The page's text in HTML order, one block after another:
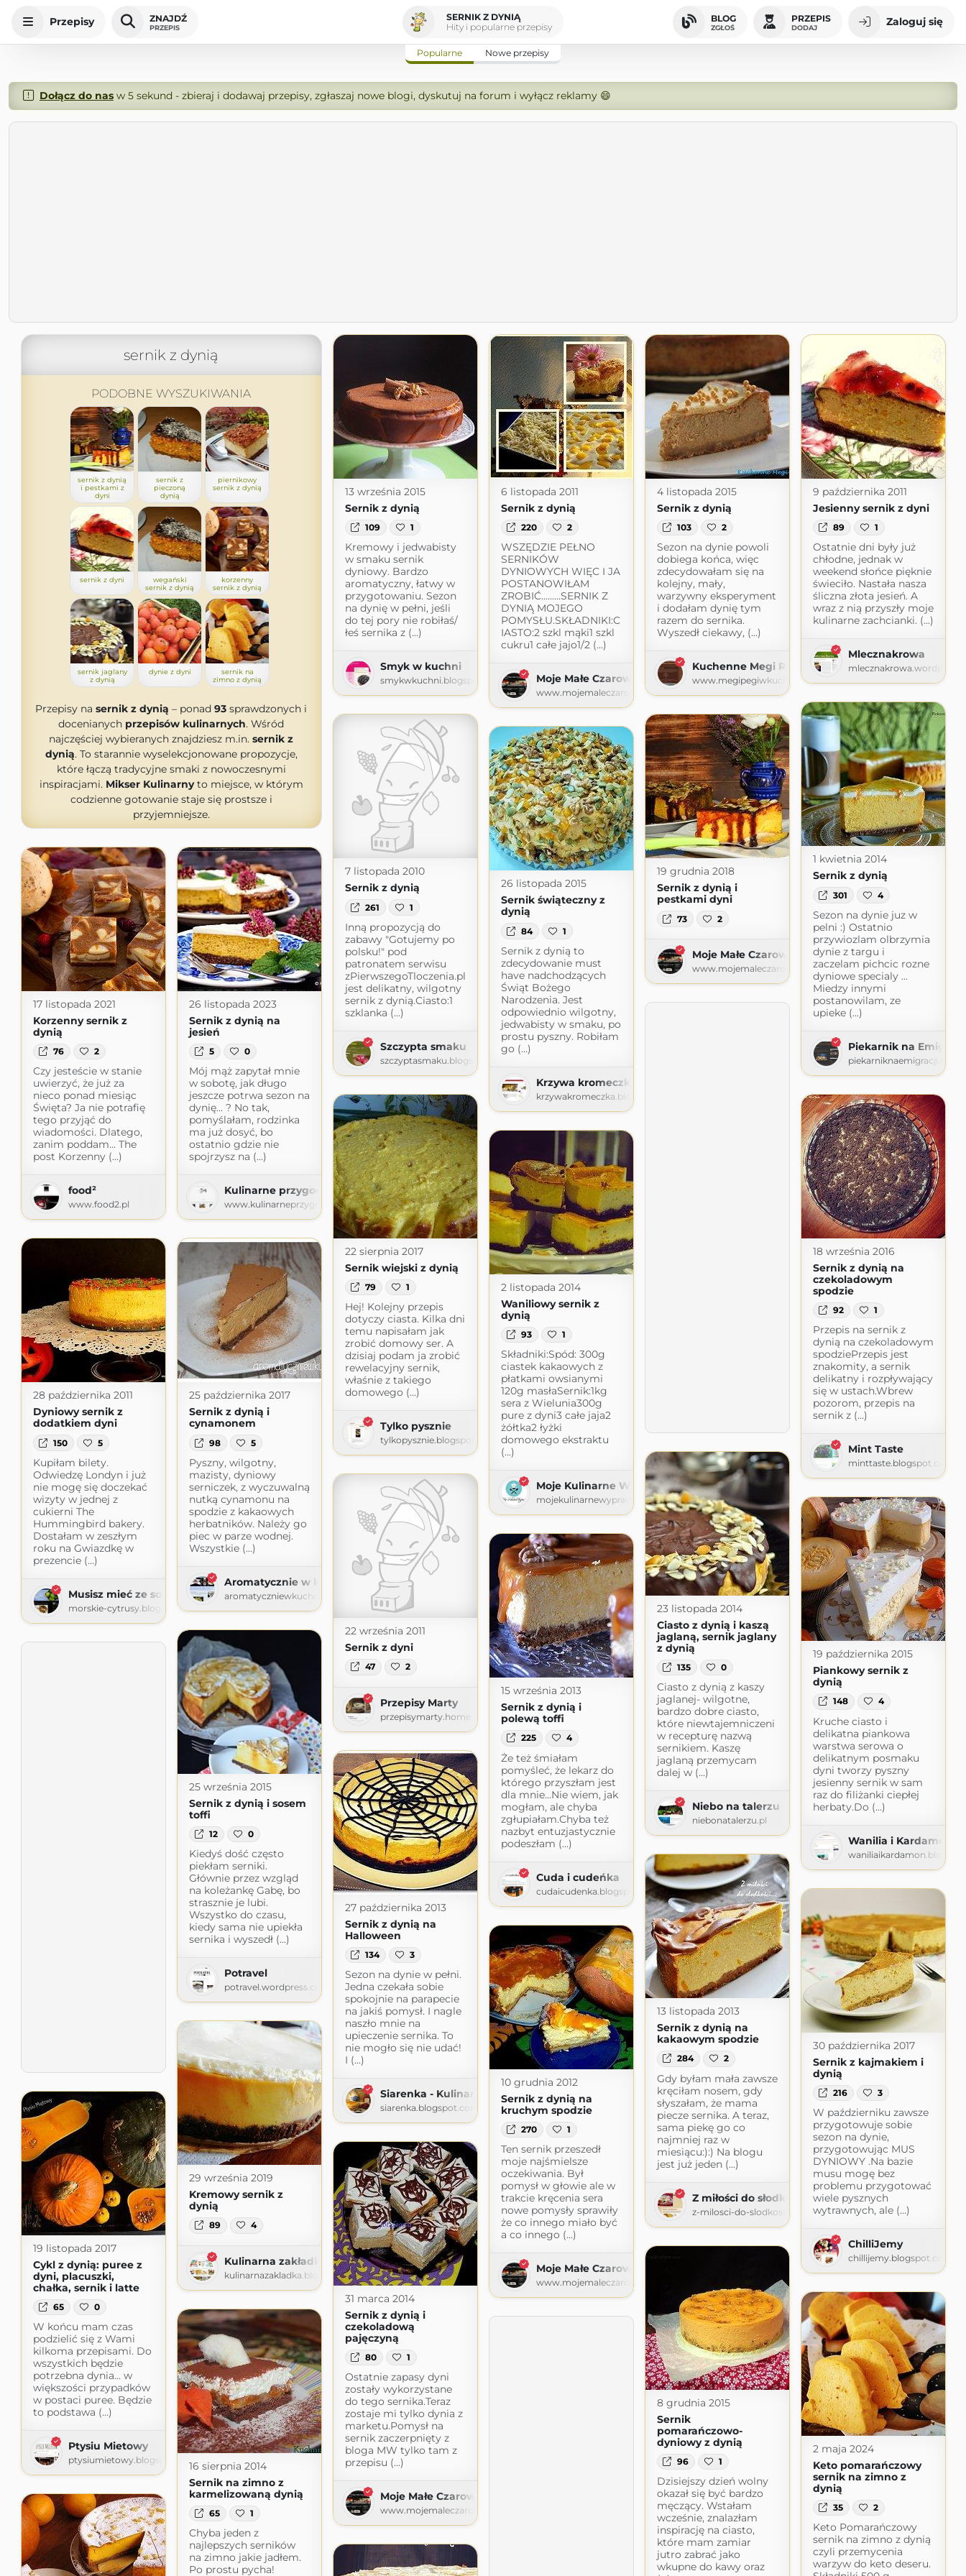
Przepisy ZNAJDŹ
PRZEPIS
SERNIK Z DYNIĄ
Hity i popularne przepisy
BLOG
ZGŁOŚ
PRZEPIS
DODAJ Zaloguj się
Popularne Nowe przepisy
Dołącz do nasw 5 sekund - zbieraj i dodawaj przepisy, zgłaszaj nowe blogi, dyskutuj na forum i wyłącz reklamy 😄
sernik z dynią
PODOBNE WYSZUKIWANIA
sernik z dynią
i pestkami z
dyni
sernik z
pieczoną
dynią
piernikowy
sernik z dynią
sernik z dyni
wegański
sernik z dynią
korzenny
sernik z dynią
sernik jaglany
z dynią
dynie z dyni
sernik na
zimno z dynią
Przepisy na sernik z dynią – ponad 93 sprawdzonych i
docenianych przepisów kulinarnych. Wśród
najczęściej wybieranych znajdziesz m.in. sernik z
dynią. To starannie wyselekcjonowane propozycje,
które łączą tradycyjne smaki z nowoczesnymi
inspiracjami. Mikser Kulinarnyto miejsce, w którym
codzienne gotowanie staje się prostsze i
przyjemniejsze.
13 września 2015
Sernik z dynią
109 1
Kremowy i jedwabisty
w smaku sernik
dyniowy. Bardzo
aromatyczny, łatwy w
przygotowaniu. Sezon
na dynię w pełni, jeśli
do tej pory nie robiłaś/
łeś sernika z (...)
Smyk w kuchni
smykwkuchni.blogspot.com
6 listopada 2011
Sernik z dynią
220 2
WSZĘDZIE PEŁNO
SERNIKÓW
DYNIOWYCH WIĘC I JA
POSTANOWIŁAM
ZROBIĆ.........SERNIK Z
DYNIĄ MOJEGO
POMYSŁU.SKŁADNIKI:C
IASTO:2 szkl mąki1 szkl
cukru1 całe jajo1/2 (...)
Moje Małe Czarowanie
www.mojemaleczarowanie.pl
4 listopada 2015
Sernik z dynią
103 2
Sezon na dynie powoli
dobiega końca, więc
zdecydowałam się na
kolejny, mały,
warzywny eksperyment
i dodałam dynię tym
razem do sernika.
Wyszedł ciekawy, (...)
Kuchenne Megi Rewolucje
www.megipegiwkuchni.blogspot.com
9 października 2011
Jesienny sernik z dyni
89 1
Ostatnie dni były już
chłodne, jednak w
weekend słońce pięknie
świeciło. Nastała nasza
śliczna złota jesień. A
wraz z nią przyszły moje
kulinarne zachcianki. (...)
Mlecznakrowa
1 kwietnia 2014
Sernik z dynią
301 4
Sezon na dynie juz w
pelni :) Ostatnio
przywiozlam olbrzymia
dynie z targu i
zaczelam pichcic rozne
dyniowe specialy ...
Miedzy innymi
postanowilam, ze
upieke (...)
Piekarnik na Emigracji
7 listopada 2010
Sernik z dynią
261 1
Inną propozycją do
zabawy "Gotujemy po
polsku!" pod
patronatem serwisu
zPierwszegoTloczenia.pl
jest delikatny, wilgotny
sernik z dynią.Ciasto:1
szklanka (...)
Szczypta smaku
szczyptasmaku.blogspot.com
19 grudnia 2018
Sernik z dynią i
pestkami dyni
73 2
Moje Małe Czarowanie
www.mojemaleczarowanie.pl
26 listopada 2015
Sernik świąteczny z
dynią
84 1
Sernik z dynią to
zdecydowanie must
have nadchodzących
Świąt Bożego
Narodzenia. Jest
odpowiednio wilgotny,
jedwabisty w smaku, po
prostu pyszny. Robiłam
go (...)
Krzywa kromeczka
krzywakromeczka.blogspot.com
17 listopada 2021
Korzenny sernik z
dynią
76 2
Czy jesteście w stanie
uwierzyć, że już za
nieco ponad miesiąc
Święta? Ja nie potrafię
tego przyjąć do
wiadomości. Dlatego,
zanim poddam… The
post Korzenny (...)
food²
www.food2.pl
26 listopada 2023
Sernik z dynią na
jesień
5 0
Mój mąż zapytał mnie
w sobotę, jak długo
jeszcze potrwa sezon na
dynię... ? No tak,
pomyślałam, rodzinka
ma już dosyć, bo
ostatnio gdzie nie
spojrzysz na (...)
Kulinarne przygody Gatity
www.kulinarneprzygodygatity.pl
22 sierpnia 2017
Sernik wiejski z dynią
79 1
Hej! Kolejny przepis
dotyczy ciasta. Kilka dni
temu napisałam jak
zrobić domowy ser. A
dzisiaj podam ja zrobić
rewelacyjny sernik,
właśnie z takiego
domowego (...)
Tylko pysznie
tylkopysznie.blogspot.com
18 września 2016
Sernik z dynią na
czekoladowym
spodzie
92 1
Przepis na sernik z
dynią na czekoladowym
spodziePrzepis jest
znakomity, a sernik
delikatny i rozpływający
się w ustach.Wbrew
pozorom, przepis na
sernik z (...)
Mint Taste
minttaste.blogspot.com
2 listopada 2014
Waniliowy sernik z
dynią
93 1
Składniki:Spód: 300g
ciastek kakaowych z
płatkami owsianymi
120g masłaSernik:1kg
sera z Wielunia300g
pure z dyni3 całe jaja2
żółtka2 łyżki
domowego ekstraktu
(...)
Moje Kulinarne Wyprawy
mojekulinarnewyprawy.blogspot.com
28 października 2011
Dyniowy sernik z
dodatkiem dyni
150 5
Kupiłam bilety.
Odwiedzę Londyn i już
nie mogę się doczekać
wizyty w jednej z
cukierni The
Hummingbird bakery.
Dostałam w zeszłym
roku na Gwiazdkę w
prezencie (...)
Musisz mieć ze sobą limonkę
morskie-cytrusy.blogspot.com
25 października 2017
Sernik z dynią i
cynamonem
98 5
Pyszny, wilgotny,
mazisty, dyniowy
serniczek, z wyczuwalną
nutką cynamonu na
spodzie z kakaowych
herbatników. Należy go
piec w parze wodnej.
Wszystkie (...)
Aromatycznie w kuchni
aromatyczniewkuchni.blogspot.com
23 listopada 2014
Ciasto z dynią i kaszą
jaglaną, sernik jaglany
z dynią
135 0
Ciasto z dynią z kaszy
jaglanej- wilgotne,
bardzo dobre ciasto,
które niewtajemniczeni
w recepturę nazwą
sernikiem. Kaszę
jaglaną przemycam
dalej w (...)
Niebo na talerzu
niebonatalerzu.pl
22 września 2011
Sernik z dyni
47 2
Przepisy Marty
przepisymarty.home.blog
19 października 2015
Piankowy sernik z
dynią
148 4
Kruche ciasto i
delikatna piankowa
warstwa serowa o
delikatnym posmaku
dyni tworzy pyszny
jesienny sernik w sam
raz do filiżanki ciepłej
herbaty.Do (...)
Wanilia i Kardamon
15 września 2013
Sernik z dynią i
polewą toffi
225 4
Że też śmiałam
pomyśleć, że lekarz do
którego przyszłam jest
dla mnie...Nie wiem, jak
mogłam, ale chyba
zgłupiałam.Chyba też
nazbyt entuzjastycznie
podeszłam (...)
Cuda i cudeńka
cudaicudenka.blogspot.com
25 września 2015
Sernik z dynią i sosem
toffi
12 0
Kiedyś dość często
piekłam serniki.
Głównie przez wzgląd
na koleżankę Gabę, bo
strasznie je lubi.
Wszystko do czasu,
kiedy sama nie upiekła
sernika i wyszedł (...)
Potravel
potravel.wordpress.com
27 października 2013
Sernik z dynią na
Halloween
134 3
Sezon na dynie w pełni.
Jedna czekała sobie
spokojnie na parapecie
na jakiś pomysł. I nagle
naszło mnie na
upieczenie sernika. To
nie mogło się nie udać!
I (...)
Siarenka - Kulinarnie
siarenka.blogspot.com
13 listopada 2013
Sernik z dynią na
kakaowym spodzie
284 2
Gdy byłam mała zawsze
kręciłam nosem, gdy
słyszałam, że mama
piecze sernika. A teraz,
sama piekę go co
najmniej raz w
miesiącu:):) Na blogu
jest już jeden (...)
Z miłości do słodkości
z-milosci-do-slodkosci.blogspot.com
30 października 2017
Sernik z kajmakiem i
dynią
216 3
W październiku zawsze
przygotowuje sobie
sezon na dynie,
przygotowując MUS
DYNIOWY .Na bazie
musu mogę bez
problemu przygotować
wiele pysznych
wytrawnych, ale (...)
ChilliJemy
chillijemy.blogspot.com
10 grudnia 2012
Sernik z dynią na
kruchym spodzie
270 1
Ten sernik przeszedł
moje najśmielsze
oczekiwania. Był
pomysł w głowie ale w
trakcie kręcenia sera
nowe pomysły sprawiły
że co innego miało być
a co innego (...)
Moje Małe Czarowanie
www.mojemaleczarowanie.pl
29 września 2019
Kremowy sernik z
dynią
89 4
Kulinarna zakładka
kulinarnazakladka.blogspot.com
19 listopada 2017
Cykl z dynią: puree z
dyni, placuszki,
chałka, sernik i latte
65 0
W końcu mam czas
podzielić się z Wami
kilkoma przepisami. Do
wszystkich będzie
potrzebna dynia... w
większości przypadków
w postaci puree. Będzie
to podstawa (...)
Ptysiu Mietowy
ptysiumietowy.blogspot.com
31 marca 2014
Sernik z dynią i
czekoladową
pajęczyną
80 1
Ostatnie zapasy dyni
zostały wykorzystane
do tego sernika.Teraz
zostaje mi tylko dynia z
marketu.Pomysł na
sernik zaczerpnięty z
bloga MW tylko tam z
przepisu (...)
Moje Małe Czarowanie
www.mojemaleczarowanie.pl
8 grudnia 2015
Sernik
pomarańczowo-
dyniowy z dynią
96 1
Dzisiejszy dzień wolny
okazał się być bardzo
męczący. Wstałam
wcześnie, znalazłam
inspirację na ciasto,
które mam zamiar
jutro zabrać jako
wkupne do kawy oraz
2 maja 2024
Keto pomarańczowy
sernik na zimno z
dynią
35 2
Keto Pomarańczowy
sernik na zimno z dynią
czyli przemycenia
warzyw do keto deseru.
16 sierpnia 2014
Sernik na zimno z
karmelizowaną dynią
65 1
Chyba jeden z
najlepszych serników
na zimno jakie jadłem.
Po prostu pycha!